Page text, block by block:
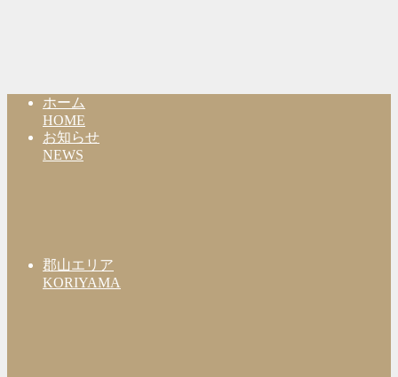
ホーム
HOME
お知らせ
NEWS
郡山エリア
KORIYAMA